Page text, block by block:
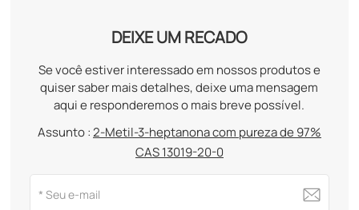
DEIXE UM RECADO
Se você estiver interessado em nossos produtos e
quiser saber mais detalhes, deixe uma mensagem
aqui e responderemos o mais breve possível.
Assunto :2-Metil-3-heptanona com pureza de 97%
CAS 13019-20-0